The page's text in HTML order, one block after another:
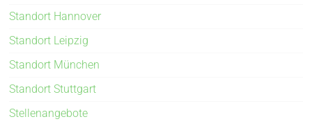
Standort Hannover
Standort Leipzig
Standort München
Standort Stuttgart
Stellenangebote